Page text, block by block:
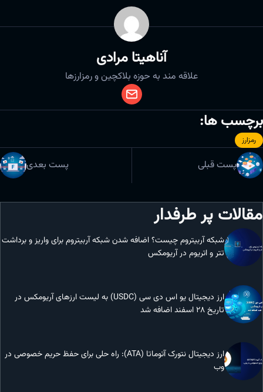
آناهیتا مرادی
علاقه مند به حوزه بلاکچین و رمزارزها
برچسب ها:
رمزارز
پست قبلی پست بعدی
مقالات پر طرفدار
شبکه آربیتروم چیست؟ اضافه شدن شبکه آربیتروم برای واریز و برداشت
تتر و اتریوم در آریومکس
ارز دیجیتال یو اس دی سی (USDC) به لیست ارزهای آریومکس در
تاریخ 28 اسفند اضافه شد
ارز دیجیتال نتورک آتوماتا (ATA): راه حلی برای حفظ حریم خصوصی در
وب